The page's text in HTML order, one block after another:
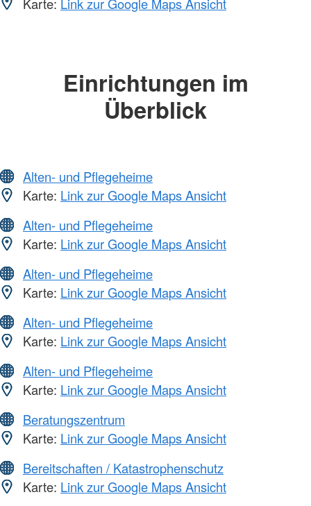
Einrichtungen im
Überblick
Alten- und Pflegeheime
Karte: Link zur Google Maps Ansicht
Alten- und Pflegeheime
Karte: Link zur Google Maps Ansicht
Alten- und Pflegeheime
Karte: Link zur Google Maps Ansicht
Alten- und Pflegeheime
Karte: Link zur Google Maps Ansicht
Alten- und Pflegeheime
Karte: Link zur Google Maps Ansicht
Beratungszentrum
Karte: Link zur Google Maps Ansicht
Bereitschaften / Katastrophenschutz
Karte: Link zur Google Maps Ansicht